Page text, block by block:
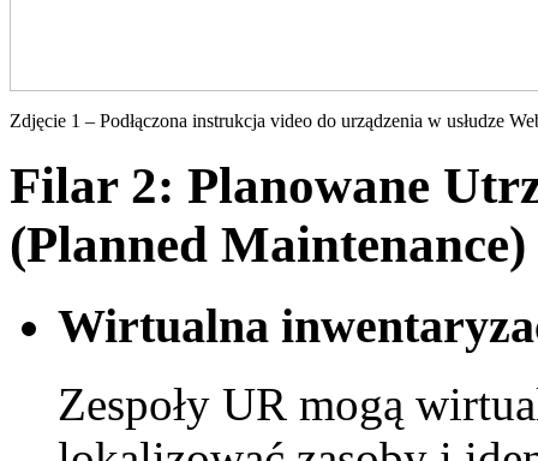
Zdjęcie 1 – Podłączona instrukcja video do urządzenia w usłudze
Filar 2: Planowane
(Planned Maintenance)
Wirtualna
Zespoły UR mogą